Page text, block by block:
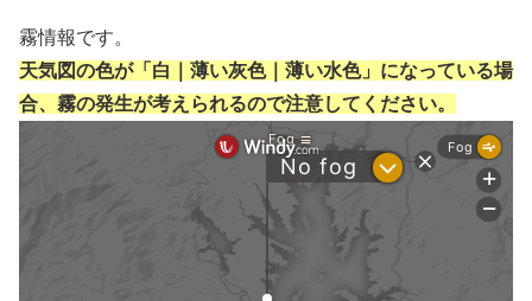
霧情報です。
天気図の色が「白｜薄い灰色｜薄い水色」になっている場
合、霧の発生が考えられるので注意してください。